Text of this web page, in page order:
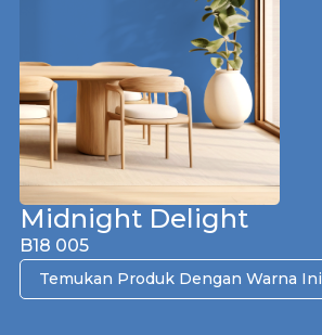
Midnight Delight
B18 005
Temukan Produk Dengan Warna Ini